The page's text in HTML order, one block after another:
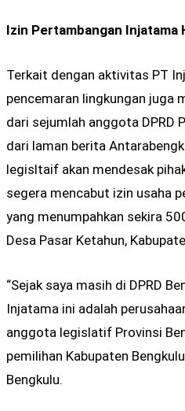
Izin Pertambangan Injatama
Terkait dengan aktivitas PT
pencemaran lingkungan juga
dari sejumlah anggota DPRD
dari laman berita
legisltaif akan mendesak
segera mencabut izin usaha
yang menumpahkan sekira
Desa Pasar Ketahun,
“Sejak saya masih di DPRD
Injatama ini adalah
anggota legislatif Provinsi
pemilihan Kabupaten
Bengkulu.